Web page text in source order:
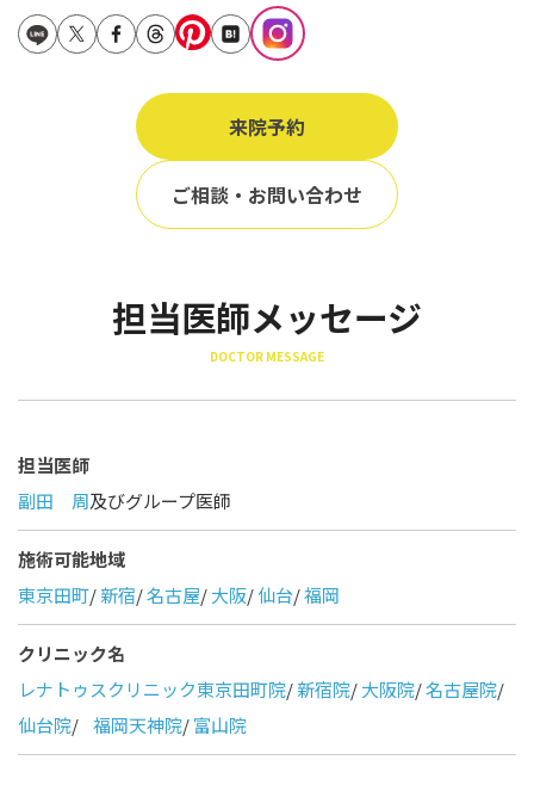
立ち耳
鎖骨
60代
80代
東京
来院予約
ご相談・お問い合わせ
担当医師メッセージ
DOCTOR MESSAGE
担当医師
副田 周及びグループ医師
施術可能地域
東京田町/新宿/名古屋/大阪/仙台/福岡
クリニック名
レナトゥスクリニック東京田町院/新宿院/大阪院/名古屋院/
仙台院/ 福岡天神院/富山院